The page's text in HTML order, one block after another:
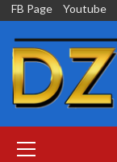
Skip
content
FB Page Youtube
Menu